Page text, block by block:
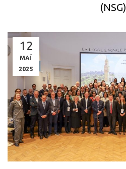
(NSG)
12
ΜΑΪ
2025